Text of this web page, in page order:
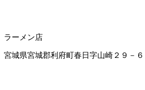
ラーメン店
宮城県宮城郡利府町春日字山崎２９－６